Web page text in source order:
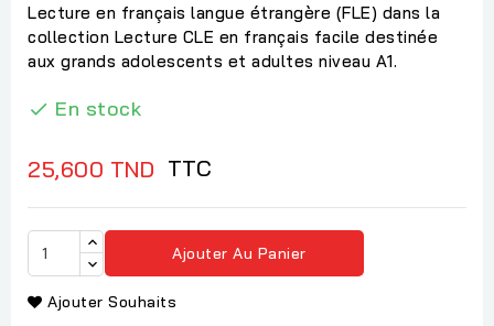
Lecture en français langue étrangère (FLE) dans la
collection Lecture CLE en français facile destinée
aux grands adolescents et adultes niveau A1.
 En stock
25,600 TND TTC
Ajouter Au Panier
Ajouter Souhaits